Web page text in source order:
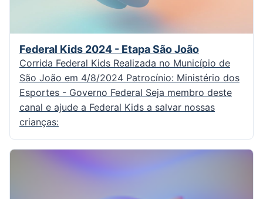
Federal Kids 2024 - Etapa São João
Corrida Federal Kids Realizada no Município de
São João em 4/8/2024 Patrocínio: Ministério dos
Esportes - Governo Federal Seja membro deste
canal e ajude a Federal Kids a salvar nossas
crianças: